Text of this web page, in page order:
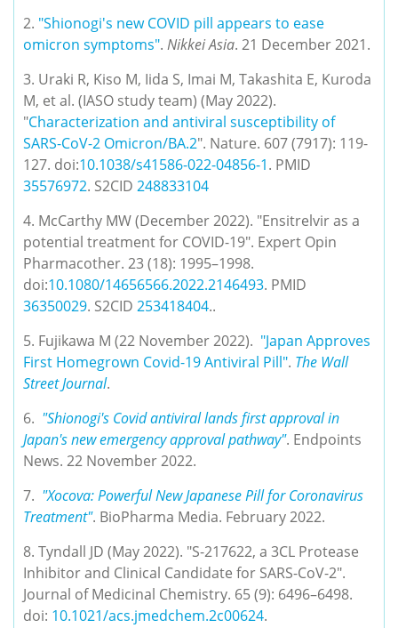
2. "Shionogi's new COVID pill appears to ease
omicron symptoms". Nikkei Asia. 21 December 2021.
3. Uraki R, Kiso M, Iida S, Imai M, Takashita E, Kuroda
M, et al. (IASO study team) (May 2022).
"Characterization and antiviral susceptibility of
SARS-CoV-2 Omicron/BA.2". Nature. 607 (7917): 119-
127. doi:10.1038/s41586-022-04856-1
35576972. S2CID 248833104
4. McCarthy MW (December 2022). "Ensitrelvir as a
potential treatment for COVID-19". Expert Opin
Pharmacother. 23 (18): 1995–1998.
doi:10.1080/14656566.2022.2146493
36350029. S2CID 253418404..
5. Fujikawa M (22 November 2022). "Japan Approves
First Homegrown Covid-19 Antiviral Pill". The Wall
Street Journal.
6. "Shionogi's Covid antiviral lands first approval in
Japan's new emergency approval pathway". Endpoints
News. 22 November 2022.
7. "Xocova: Powerful New Japanese Pill for Coronavirus
Treatment". BioPharma Media. February 2022.
8. Tyndall JD (May 2022). "S-217622, a 3CL Protease
Inhibitor and Clinical Candidate for SARS-CoV-2".
Journal of Medicinal Chemistry. 65 (9): 6496–6498.
doi: 10.1021/acs.jmedchem.2c00624.